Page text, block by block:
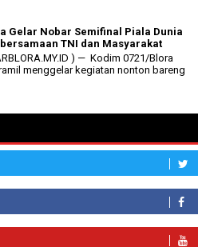
Gelar Nobar Semifinal Piala Dunia
TNI dan Masyarakat
) — Kodim 0721/Blora
menggelar kegiatan nonton bareng